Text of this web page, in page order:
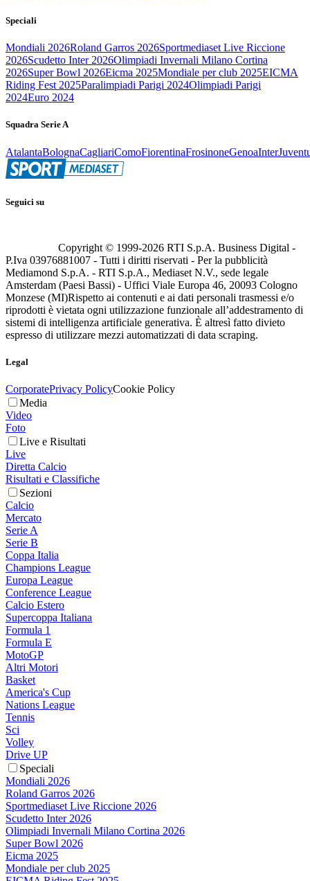
Speciali
Mondiali 2026Roland Garros 2026Sportmediaset Live Riccione
2026Scudetto Inter 2026Olimpiadi Invernali Milano Cortina
2026Super Bowl 2026Eicma 2025Mondiale per club 2025EICMA
Riding Fest 2025Paralimpiadi Parigi 2024Olimpiadi Parigi
2024Euro 2024
Squadra Serie A
AtalantaBolognaCagliariComoFiorentinaFrosinoneGenoaInter
Seguici su
Copyright © 1999-2026 RTI S.p.A. Business Digital -
P.Iva 03976881007 - Tutti i diritti riservati - Per la pubblicità
Mediamond S.p.A. - RTI S.p.A., Mediaset N.V., sede legale
Amsterdam (Paesi Bassi) - Uffici Viale Europa 46, 20093 Cologno
Monzese (MI)Rispetto ai contenuti e ai dati personali trasmessi e/o
riprodotti è vietata ogni utilizzazione funzionale all’addestramento di
sistemi di intelligenza artificiale generativa. È altresì fatto divieto
espresso di utilizzare mezzi automatizzati di data scraping.
Legal
CorporatePrivacy PolicyCookie Policy
Media
Video
Foto
Live e Risultati
Live
Diretta Calcio
Risultati e Classifiche
Sezioni
Calcio
Mercato
Serie A
Serie B
Coppa Italia
Champions League
Europa League
Conference League
Calcio Estero
Supercoppa Italiana
Formula 1
Formula E
MotoGP
Altri Motori
Basket
America's Cup
Nations League
Tennis
Sci
Volley
Drive UP
Speciali
Mondiali 2026
Roland Garros 2026
Sportmediaset Live Riccione 2026
Scudetto Inter 2026
Olimpiadi Invernali Milano Cortina 2026
Super Bowl 2026
Eicma 2025
Mondiale per club 2025